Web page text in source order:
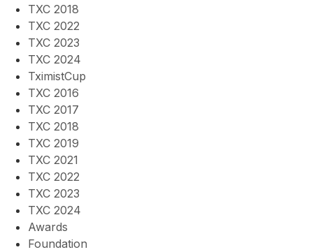
TXC 2018
TXC 2022
TXC 2023
TXC 2024
TximistCup
TXC 2016
TXC 2017
TXC 2018
TXC 2019
TXC 2021
TXC 2022
TXC 2023
TXC 2024
Awards
Foundation